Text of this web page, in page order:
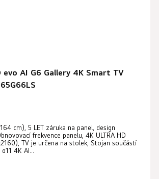
evo AI G6 Gallery 4K Smart TV
cm), 5 LET záruka na panel, design
frekvence panelu, 4K ULTRA HD
TV je určena na stolek, Stojan součástí
4K AI...